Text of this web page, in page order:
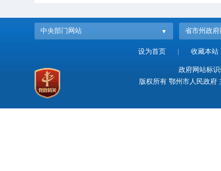
中央部门网站 省市州政府
设为首页 收藏本站
政府网站标
版权所有 鄂州市人民政府